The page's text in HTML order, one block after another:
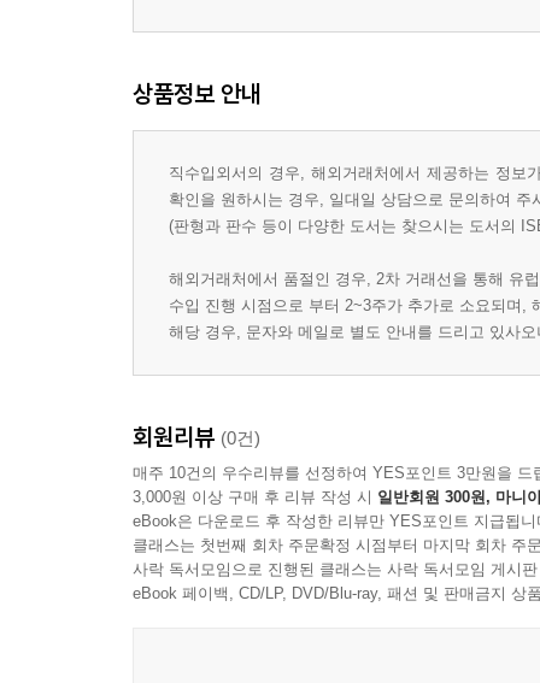
상품정보 안내
직수입외서의 경우, 해외거래처에서 제공하는 정
확인을 원하시는 경우, 일대일 상담으로 문의하여 주
(판형과 판수 등이 다양한 도서는 찾으시는 도서의
해외거래처에서 품절인 경우, 2차 거래선을 통해 유
수입 진행 시점으로 부터 2~3주가 추가로 소요되며,
해당 경우, 문자와 메일로 별도 안내를 드리고 있사
회원리뷰 (0건)
매주 10건의 우수리뷰를 선정하여 YES포인트 3만원을 드
3,000원 이상 구매 후 리뷰 작성 시 일반회원 300원, 마니
eBook은 다운로드 후 작성한 리뷰만 YES포인트 지급됩니
클래스는 첫번째 회차 주문확정 시점부터 마지막 회차 주
사락 독서모임으로 진행된 클래스는 사락 독서모임 게시
eBook 페이백, CD/LP, DVD/Blu-ray, 패션 및 판매금지 상